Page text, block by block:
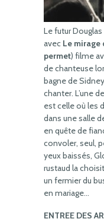
Le futur
avec Le mirage
permet) filme
de chanteuse
bagne de
chanter. L’une
est celle où les
dans une salle
en quête de
convoler, seul,
yeux baissés,
rustaud la
un fermier du
en mariage…
ENTREE DES